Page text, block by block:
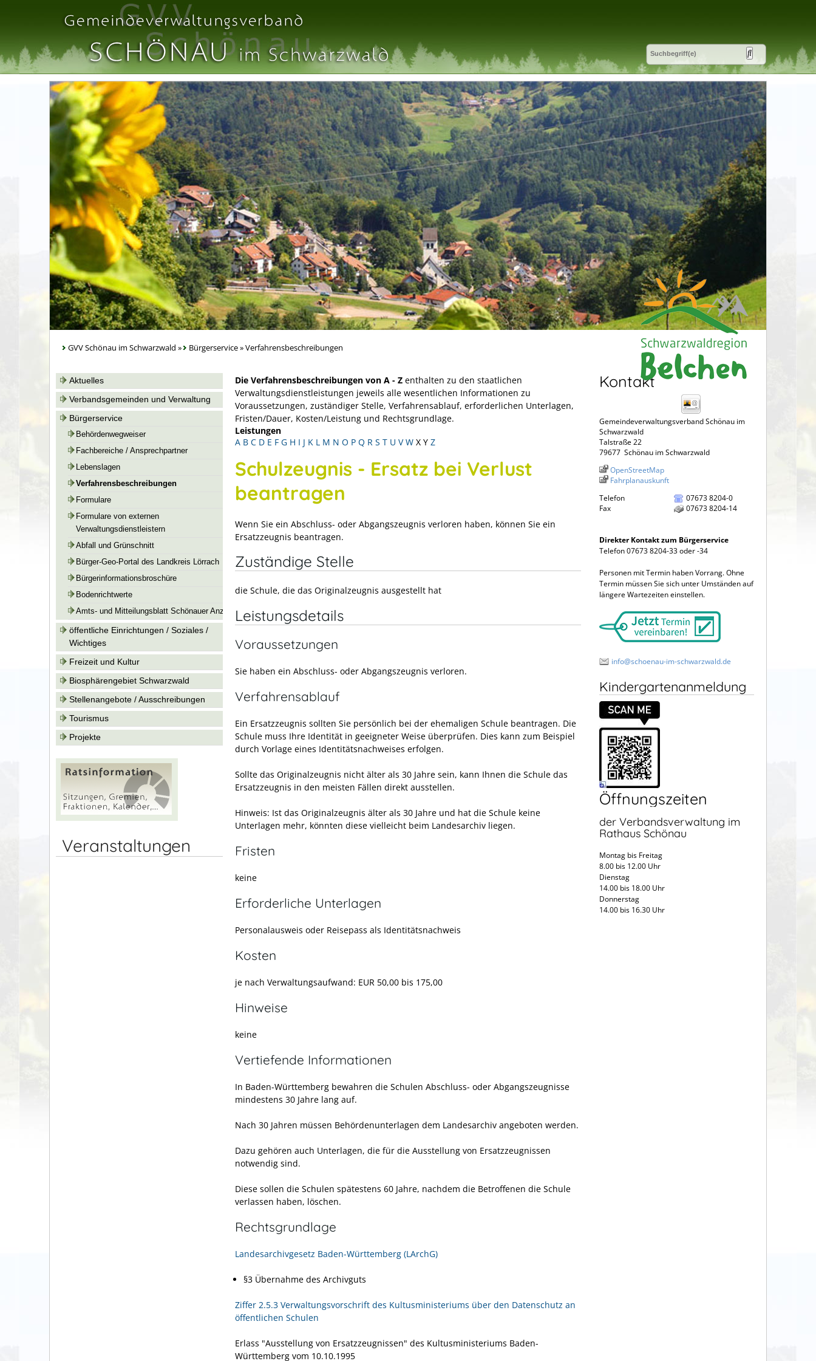
GVV Schönau im Schwarzwald » Bürgerservice»Verfahrensbeschreibungen
Aktuelles
Verbandsgemeinden und Verwaltung
Bürgerservice
Behördenwegweiser
Fachbereiche / Ansprechpartner
Lebenslagen
Verfahrensbeschreibungen
Formulare
Formulare von externen
Verwaltungsdienstleistern
Abfall und Grünschnitt
Bürger-Geo-Portal des Landkreis Lörrach
Bürgerinformationsbroschüre
Bodenrichtwerte
Amts- und Mitteilungsblatt Schönauer Anzeiger
öffentliche Einrichtungen / Soziales /
Wichtiges
Freizeit und Kultur
Biosphärengebiet Schwarzwald
Stellenangebote / Ausschreibungen
Tourismus
Projekte
Veranstaltungen
Die Verfahrensbeschreibungen von A - Z enthalten zu den staatlichen
Verwaltungsdienstleistungen jeweils alle wesentlichen Informationen zu
Voraussetzungen, zuständiger Stelle, Verfahrensablauf, erforderlichen Unterlagen,
Fristen/Dauer, Kosten/Leistung und Rechtsgrundlage.
Leistungen
A B C D E F G H I J K L M N O P Q R S T U V W X Y Z
Schulzeugnis - Ersatz bei Verlust
beantragen
Wenn Sie ein Abschluss- oder Abgangszeugnis verloren haben, können Sie ein
Ersatzzeugnis beantragen.
Zuständige Stelle
die Schule, die das Originalzeugnis ausgestellt hat
Leistungsdetails
Voraussetzungen
Sie haben ein Abschluss- oder Abgangszeugnis verloren.
Verfahrensablauf
Ein Ersatzzeugnis sollten Sie persönlich bei der ehemaligen Schule beantragen. Die
Schule muss Ihre Identität in geeigneter Weise überprüfen. Dies kann zum Beispiel
durch Vorlage eines Identitätsnachweises erfolgen.
Sollte das Originalzeugnis nicht älter als 30 Jahre sein, kann Ihnen die Schule das
Ersatzzeugnis in den meisten Fällen direkt ausstellen.
Hinweis: Ist das Originalzeugnis älter als 30 Jahre und hat die Schule keine
Unterlagen mehr, könnten diese vielleicht beim Landesarchiv liegen.
Fristen
keine
Erforderliche Unterlagen
Personalausweis oder Reisepass als Identitätsnachweis
Kosten
je nach Verwaltungsaufwand: EUR 50,00 bis 175,00
Hinweise
keine
Vertiefende Informationen
In Baden-Württemberg bewahren die Schulen Abschluss- oder Abgangszeugnisse
mindestens 30 Jahre lang auf.
Nach 30 Jahren müssen Behördenunterlagen dem Landesarchiv angeboten werden.
Dazu gehören auch Unterlagen, die für die Ausstellung von Ersatzzeugnissen
notwendig sind.
Diese sollen die Schulen spätestens 60 Jahre, nachdem die Betroffenen die Schule
verlassen haben, löschen.
Rechtsgrundlage
Landesarchivgesetz Baden-Württemberg (LArchG)
§3 Übernahme des Archivguts
Ziffer 2.5.3 Verwaltungsvorschrift des Kultusministeriums über den Datenschutz an
öffentlichen Schulen
Erlass "Ausstellung von Ersatzzeugnissen" des Kultusministeriums Baden-
Württemberg vom 10.10.1995
Kontakt
Gemeindeverwaltungsverband Schönau im
Schwarzwald
Talstraße 22
79677 Schönau im Schwarzwald
OpenStreetMap
Fahrplanauskunft
Telefon
07673 8204-0
Fax
07673 8204-14
Direkter Kontakt zum Bürgerservice
Telefon 07673 8204-33 oder -34
Personen mit Termin haben Vorrang. Ohne
Termin müssen Sie sich unter Umständen auf
längere Wartezeiten einstellen.
info@schoenau-im-schwarzwald.de
Kindergartenanmeldung
Öffnungszeiten
der Verbandsverwaltung im
Rathaus Schönau
Montag bis Freitag
8.00 bis 12.00 Uhr
Dienstag
14.00 bis 18.00 Uhr
Donnerstag
14.00 bis 16.30 Uhr